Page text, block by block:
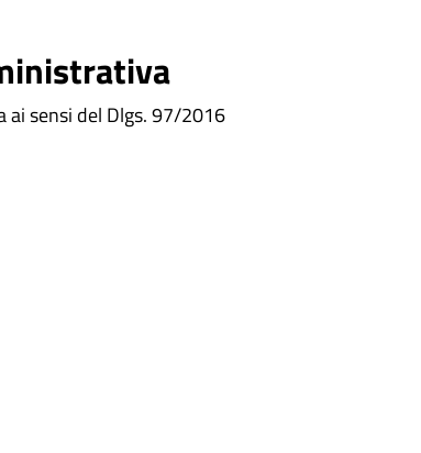
ai sensi del Dlgs. 97/2016